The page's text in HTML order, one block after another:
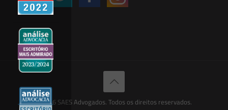
© 2026 SAES Advogados. Todos os direitos reservados.